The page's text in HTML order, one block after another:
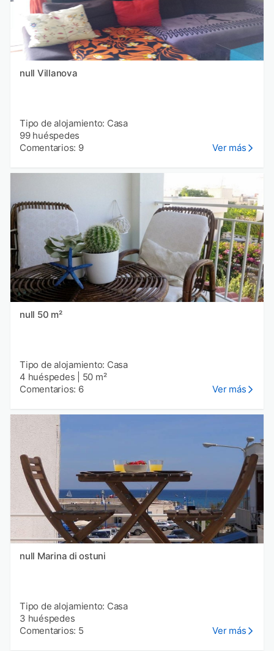
null Villanova
Tipo de alojamiento: Casa
99 huéspedes
Comentarios: 9
Ver más
null 50 m²
Tipo de alojamiento: Casa
4 huéspedes
50 m²
Comentarios: 6
Ver más
null Marina di ostuni
Tipo de alojamiento: Casa
3 huéspedes
Comentarios: 5
Ver más